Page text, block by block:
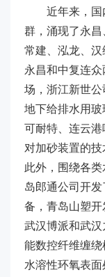
近年来，国
群，涌现了永昌
常建、泓龙、
永昌和中复连
场，浙江新世
地下给排水用玻
可耐特、连云
对加砂装置的技
此外，围绕各
岛郎通公司开
备，青岛山塑开
武汉博派和武
能数控纤维缠
水溶性环氧表